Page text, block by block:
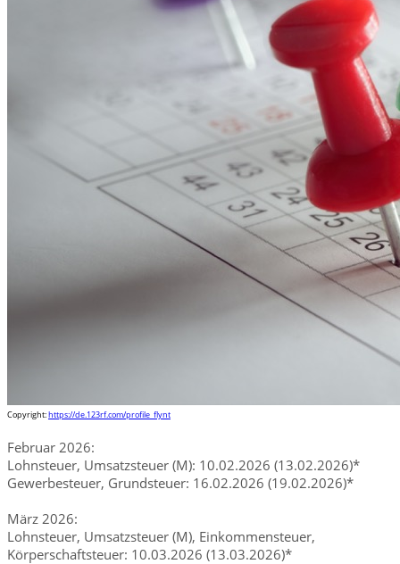
Copyright:https://de.123rf.com/profile_flynt
Februar 2026:
Lohnsteuer, Umsatzsteuer (M): 10.02.2026 (13.02.2026)*
Gewerbesteuer, Grundsteuer: 16.02.2026 (19.02.2026)*
März 2026:
Lohnsteuer, Umsatzsteuer (M), Einkommensteuer,
Körperschaftsteuer: 10.03.2026 (13.03.2026)*